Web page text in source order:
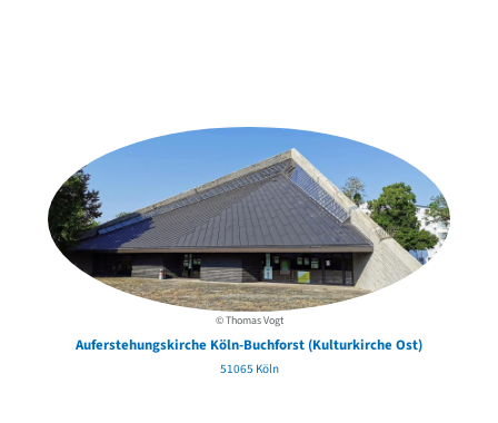
© Thomas Vogt
Auferstehungskirche Köln-Buchforst (Kulturkirche Ost)
51065 Köln